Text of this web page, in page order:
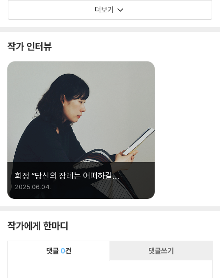
야기된 학대일 것이라는 속단, 치유와 화해만을
지……. 이런 사회의 통념보다 치명적인 원인은
우리가 문제가족과의 단절과 절연의 ‘힘’에 대해
서는 이야기하지 않는다는 점일 것이다. 에이먼
돌런은 문제가족과의 절연을 ‘가족 해방’으로 정
의하였고, 책을 통해서 자신을 잃지 않는 삶을 함
께 기필코 만들어내자고 전한다. 무기력과 복종을
강제한 가족의 학대를 끊어낸 그 힘이 다른 삶을
살아갈 힘을 만들어낼 것이라고, 그 과정에는 상
당한 기쁨과 해방감이 우리에게 다가오리라고 약
속한다. 독서 초반부엔 저자가 자신이 경험한 아
동학대와 사회 전반에 만연한 학대를 혹여 ‘이상
한 가족’의 문제로만 다루지 않을까, 내심 우려하
서, 자신의 학대 경험을 사회적으로 침묵을 강제
더보기
작가 인터뷰
희정 “당신의 장례는 어떠하길
바라나요?“
2025.06.04.
작가에게 한마디
댓글 0건 댓글쓰기